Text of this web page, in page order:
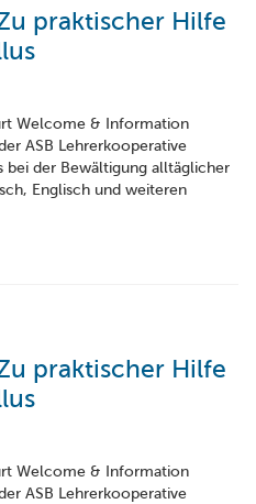
praktischer Hilfe
Welcome & Information
ASB Lehrerkooperative
bei der Bewältigung alltäglicher
Englisch und weiteren
praktischer Hilfe
Welcome & Information
ASB Lehrerkooperative